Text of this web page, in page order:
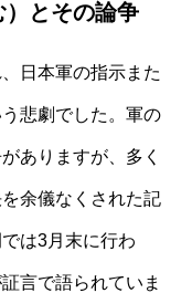
とその論争
日本軍の指示また
悲劇でした。軍の
ありますが、多く
余儀なくされた記
は3月末に行わ
言で語られていま